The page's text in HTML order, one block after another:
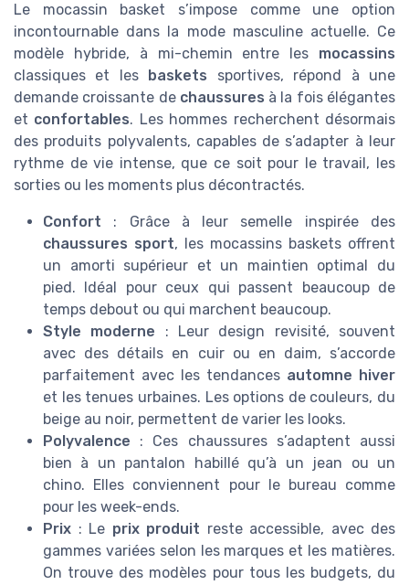
Le mocassin basket s’impose comme une option
incontournable dans la mode masculine actuelle. Ce
modèle hybride, à mi-chemin entre les mocassins
classiques et les
baskets sportives, répond à une
demande croissante de chaussures à la fois élégantes
et confortables. Les hommes recherchent désormais
des produits polyvalents, capables de s’adapter à leur
rythme de vie intense, que ce soit pour le travail, les
sorties ou les moments plus décontractés.
Confort : Grâce à leur semelle inspirée des
chaussures sport, les mocassins baskets offrent
un amorti supérieur et un maintien optimal du
pied. Idéal pour ceux qui passent beaucoup de
temps debout ou qui marchent beaucoup.
Style moderne : Leur design revisité, souvent
avec des détails en cuir ou en daim, s’accorde
parfaitement avec les tendances automne hiver
et les tenues urbaines. Les options de couleurs, du
beige au noir, permettent de varier les looks.
Polyvalence : Ces chaussures s’adaptent aussi
bien à un pantalon habillé qu’à un jean ou un
chino. Elles conviennent pour le bureau comme
pour les week-ends.
Prix : Le prix produit reste accessible, avec des
gammes variées selon les marques et les matières.
On trouve des modèles pour tous les budgets, du